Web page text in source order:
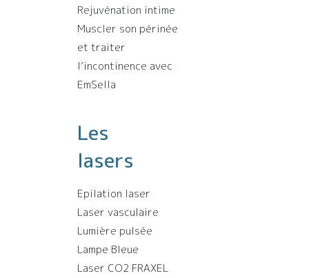
Rejuvénation intime
Muscler son périnée
et traiter
l’incontinence avec
EmSella
Les
lasers
Epilation laser
Laser vasculaire
Lumière pulsée
Lampe Bleue
Laser CO2 FRAXEL